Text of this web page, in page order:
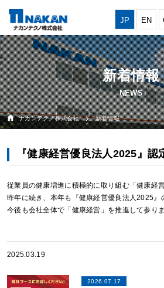
JP EN
新着情報
ナカンテクノ株式会社 新着情報
『健康経営優良法人2025』認
従業員の健康増進に積極的に取り組む「健康経
昨年に続き、本年も『健康経営優良法人2025』
今後も会社全体で「健康経営」を推進して参りま
2025.03.19
2026.07.17